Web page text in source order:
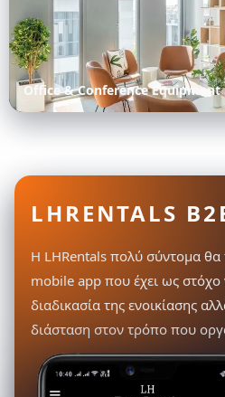
Office & Conference Equipment
LHRENTALS
Η LHRentals πολύ σύντομα θα
mobile app που έχει ως στόχο
διαδικασία της ενοικίασης
διάσταση στον τρόπο που